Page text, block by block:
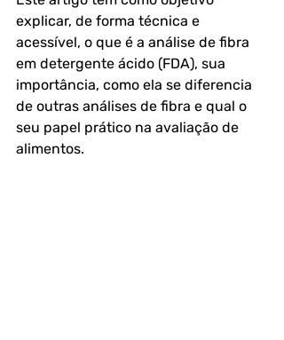
explicar, de forma técnica e
acessível, o que é a análise de fibra
em detergente ácido (FDA), sua
importância, como ela se diferencia
de outras análises de fibra e qual o
seu papel prático na avaliação de
alimentos.